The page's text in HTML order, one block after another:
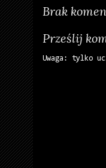
Brak
Prześlij
Uwaga: tylko